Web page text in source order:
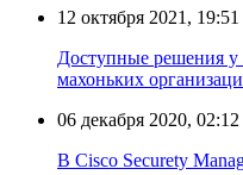
12 октября 2021, 19:51
Доступные решения у
махоньких
06 декабря 2020, 02:12
В Cisco Securety